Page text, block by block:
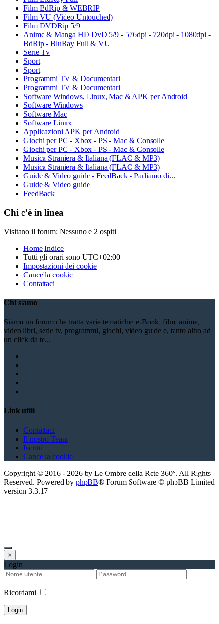
Film BdRip & WEBRIP
Film VU (Video Untouched)
Film DVDRip 5/9
Anime & Manga HD DvD 5/9 - 576dpi - 720dpi - 1080dpi -
BdRip - BluRay Full & VU
Serie Tv
Sport
Sport
Programmi TV & Documentari
Programmi TV & Documentari
Software Windows, Linux, Mac & APK per Android
Software Windows
Software Mac
Software Linux
Applicazioni APK per Android
Giochi per PC - Xbox - PS - Mac & Consolle
Giochi per PC - Xbox - PS - Mac & Consolle
Musica Straniera & Italiana (FLAC & MP3)
Musica Straniera & Italiana (FLAC & MP3)
Guide & Video guide - FeedBack - Parliamo di...
Guide & Video guide
FeedBack
Chi c’è in linea
Visitano il forum: Nessuno e 2 ospiti
Home Indice
Tutti gli orari sono UTC+02:00
Impostazioni dei cookie
Cancella cookie
Contattaci
Chi siamo
Siamo un forum che tratta varie tematiche: e-Book, film, anime,
video libri, serie tv, programmi, giochi, video guide e, tanto altro ad
un click da te...
Link utili
Contattaci
Il nostro Team
Iscritti
Cancella cookie
Copyright © 2016 - 2026 by Le Ombre della Rete 360°. All Rights
Reserved. Powered by phpBB® Forum Software © phpBB Limited
version 3.3.17
×
Login
Ricordami